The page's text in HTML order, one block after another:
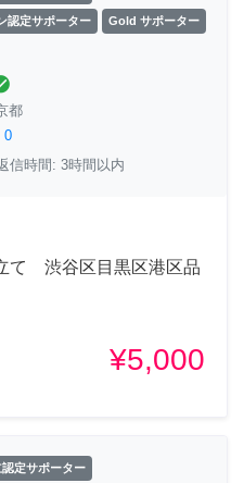
認定サポーター Gold サポーター
都
0
信時間: 3時間以内
て 渋谷区目黒区港区品
¥5,000
定サポーター